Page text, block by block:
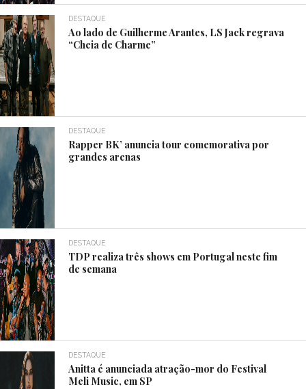
DESTAQUE
Ao lado de Guilherme Arantes, LS Jack regrava
“Cheia de Charme”
DESTAQUE
Rapper BK’ anuncia tour comemorativa por
grandes arenas
DESTAQUE
TDP realiza três shows em Portugal neste fim
de semana
DESTAQUE
Anitta é anunciada atração-mor do Festival
Meli Music, em SP